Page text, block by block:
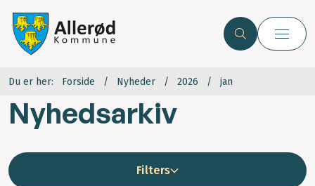
Du er her: Forside Nyheder 2026 jan
Nyhedsarkiv
Filters